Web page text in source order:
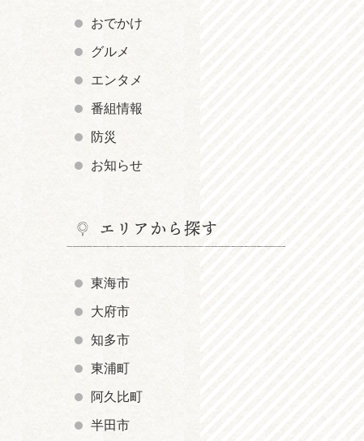
おでかけ
グルメ
エンタメ
番組情報
防災
お知らせ
エリアから探す
東海市
大府市
知多市
東浦町
阿久比町
半田市